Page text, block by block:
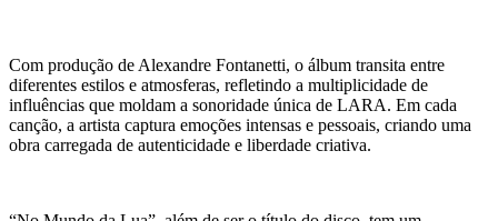
Com produção de Alexandre Fontanetti, o álbum transita entre
diferentes estilos e atmosferas, refletindo a multiplicidade de
influências que moldam a sonoridade única de LARA. Em cada
canção, a artista captura emoções intensas e pessoais, criando uma
obra carregada de autenticidade e liberdade criativa.